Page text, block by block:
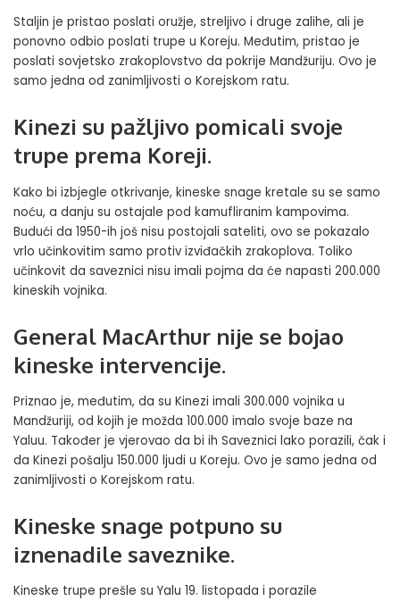
Staljin je pristao poslati oružje, streljivo i druge zalihe, ali je
ponovno odbio poslati trupe u Koreju. Međutim, pristao je
poslati sovjetsko zrakoplovstvo da pokrije Mandžuriju. Ovo je
samo jedna od zanimljivosti o Korejskom ratu.
Kinezi su pažljivo pomicali svoje
trupe prema Koreji.
Kako bi izbjegle otkrivanje, kineske snage kretale su se samo
noću, a danju su ostajale pod kamufliranim kampovima.
Budući da 1950-ih još nisu postojali sateliti, ovo se pokazalo
vrlo učinkovitim samo protiv izviđačkih zrakoplova. Toliko
učinkovit da saveznici nisu imali pojma da će napasti 200.000
kineskih vojnika.
General MacArthur nije se bojao
kineske intervencije.
Priznao je, međutim, da su Kinezi imali 300.000 vojnika u
Mandžuriji, od kojih je možda 100.000 imalo svoje baze na
Yaluu. Također je vjerovao da bi ih Saveznici lako porazili, čak i
da Kinezi pošalju 150.000 ljudi u Koreju. Ovo je samo jedna od
zanimljivosti o Korejskom ratu.
Kineske snage potpuno su
iznenadile saveznike.
Kineske trupe prešle su Yalu 19. listopada i porazile